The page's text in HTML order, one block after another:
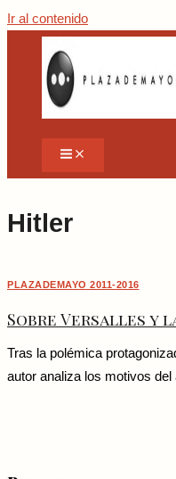
Ir al contenido
Hitler
PLAZADEMAYO 2011-2016
Sobre Versalles y
Tras la polémica
autor analiza los motivos